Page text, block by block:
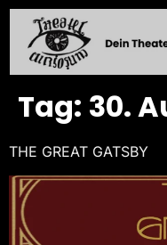
Tag: 30.
THE GREAT GATSBY